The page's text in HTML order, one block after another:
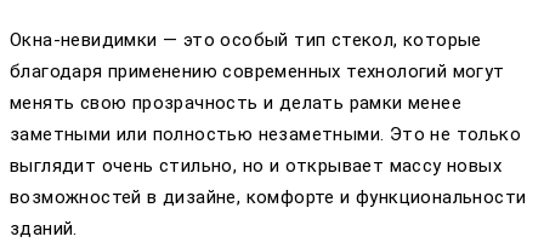
Окна-невидимки — это особый тип стекол, которые
благодаря применению современных технологий могут
менять свою прозрачность и делать рамки менее
заметными или полностью незаметными. Это не только
выглядит очень стильно, но и открывает массу новых
возможностей в дизайне, комфорте и функциональности
зданий.